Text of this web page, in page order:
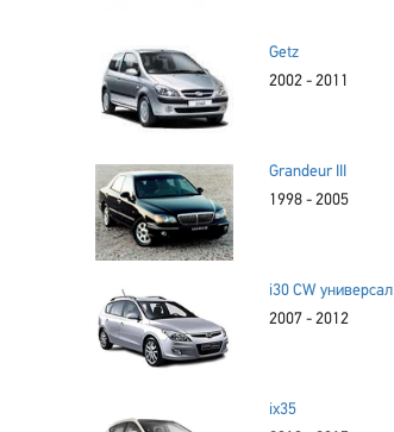
Getz
2002 - 2011
Grandeur III
1998 - 2005
i30 CW универсал
2007 - 2012
ix35